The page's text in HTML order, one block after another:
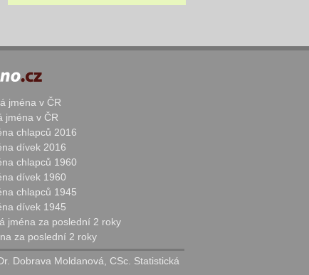
jména v ČR
jména v ČR
chlapců 2016
dívek 2016
chlapců 1960
dívek 1960
chlapců 1945
dívek 1945
jména za poslední 2 roky
za poslední 2 roky
Dobrava Moldanová, CSc. Statistická